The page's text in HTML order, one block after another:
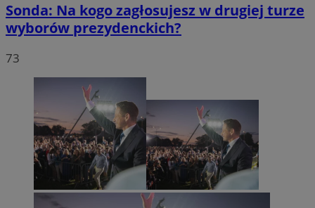
Sonda: Na kogo zagłosujesz w drugiej turze
wyborów prezydenckich?
73